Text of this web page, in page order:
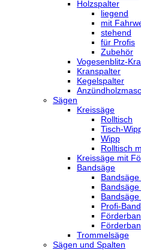
Holzspalter
liegend
mit
stehend
für Profis
Zubehör
Vogesenblitz-
Kranspalter
Kegelspalter
Sägen
Kreissäge
Rolltisch
Tisch-
Wipp
Rolltisch
Kreissäge mit
Bandsäge
Profi-
Trommelsäge
Sägen und Spalten